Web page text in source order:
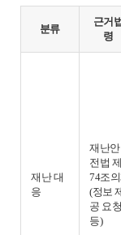
분류
근거법
령
재난 대
응
재난안
전법 제
74조
(정보
공 요청
등)